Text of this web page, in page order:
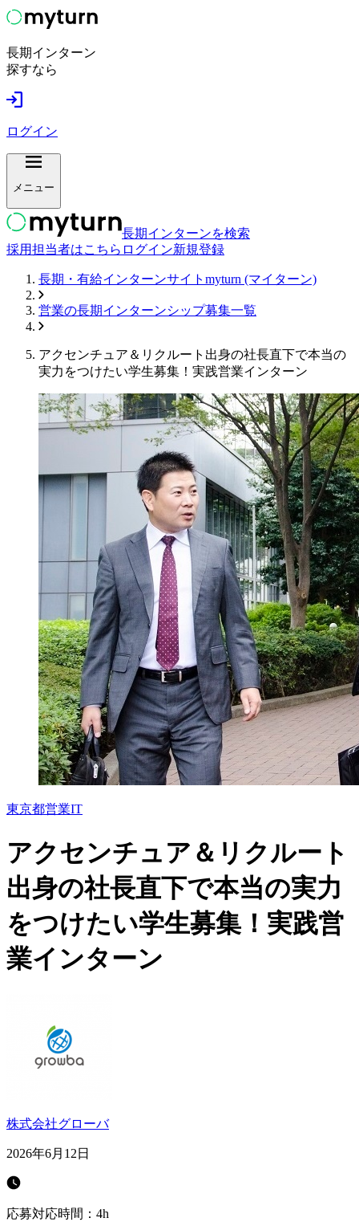
長期インターン
探すなら
ログイン
メニュー
長期インターンを検索
採用担当者はこちら ログイン新規登録
長期・有給インターンサイトmyturn (マイターン)
営業の長期インターンシップ募集一覧
アクセンチュア＆リクルート出身の社長直下で本当の
実力をつけたい学生募集！実践営業インターン
東京都営業IT
アクセンチュア＆リクルート
出身の社長直下で本当の実力
をつけたい学生募集！実践営
業インターン
株式会社グローバ
2026年6月12日
応募対応時間： 4h